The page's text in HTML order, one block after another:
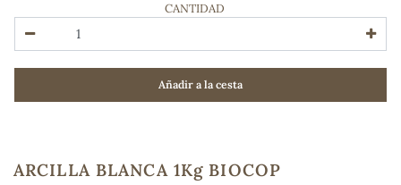
CANTIDAD
Añadir a la cesta
ARCILLA BLANCA 1Kg BIOCOP